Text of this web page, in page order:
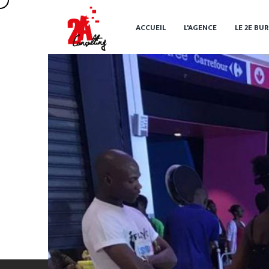
ACCUEIL L'AGENCE LE 2E